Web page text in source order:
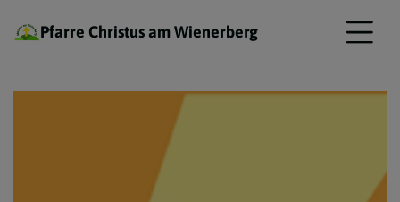
Pfarre Christus am Wienerberg